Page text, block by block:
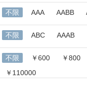
不限 AAA AABB
不限 ABC AAAB
不限 ￥600 ￥800
￥110000